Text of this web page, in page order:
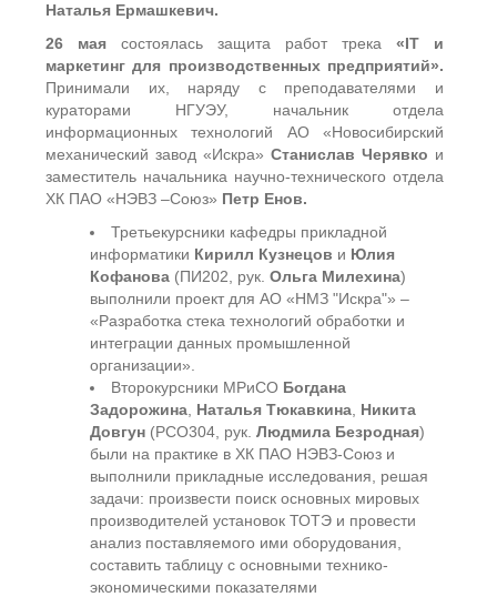
Наталья Ермашкевич.
26 мая состоялась защита работ трека «IT и
маркетинг для производственных предприятий».
Принимали их, наряду с преподавателями и
кураторами НГУЭУ, начальник отдела
информационных технологий АО «Новосибирский
механический завод «Искра» Станислав Черявко и
заместитель начальника научно-технического отдела
ХК ПАО «НЭВЗ –Союз» Петр Енов.
Третьекурсники кафедры прикладной
информатики Кирилл Кузнецов и Юлия
Кофанова (ПИ202, рук. Ольга Милехина)
выполнили проект для АО «НМЗ "Искра"» –
«Разработка стека технологий обработки и
интеграции данных промышленной
организации».
Второкурсники МРиСО Богдана
Задорожина Наталья Тюкавкина Никита
Довгун (РСО304, рук. Людмила Безродная)
были на практике в ХК ПАО НЭВЗ-Союз и
выполнили прикладные исследования, решая
задачи: произвести поиск основных мировых
производителей установок ТОТЭ и провести
анализ поставляемого ими оборудования,
составить таблицу с основными технико-
экономическими показателями